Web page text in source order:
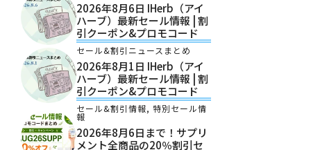
2026年8月6日 IHerb（アイ
ハーブ）最新セール情報 | 割
引クーポン&プロモコード
セール&割引ニュースまとめ
2026年8月1日 IHerb（アイ
ハーブ）最新セール情報 | 割
引クーポン&プロモコード
セール&割引情報, 特別セール情
報
2026年8月6日まで！サプリ
メント全商品の20％割引セ